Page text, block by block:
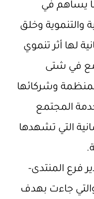
يساهم في
والتنموية وخلق
لها أثر تنموي
في شتى
وشركائها
المجتمع
التي تشهدها
فرع المنتدى-
جاءت بهدف